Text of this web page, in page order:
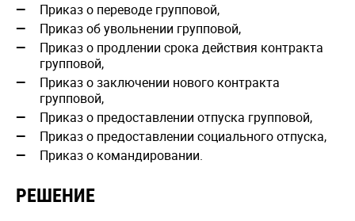
Приказ о переводе групповой,
Приказ об увольнении групповой,
Приказ о продлении срока действия контракта
групповой,
Приказ о заключении нового контракта
групповой,
Приказ о предоставлении отпуска групповой,
Приказ о предоставлении социального отпуска,
Приказ о командировании.
РЕШЕНИЕ